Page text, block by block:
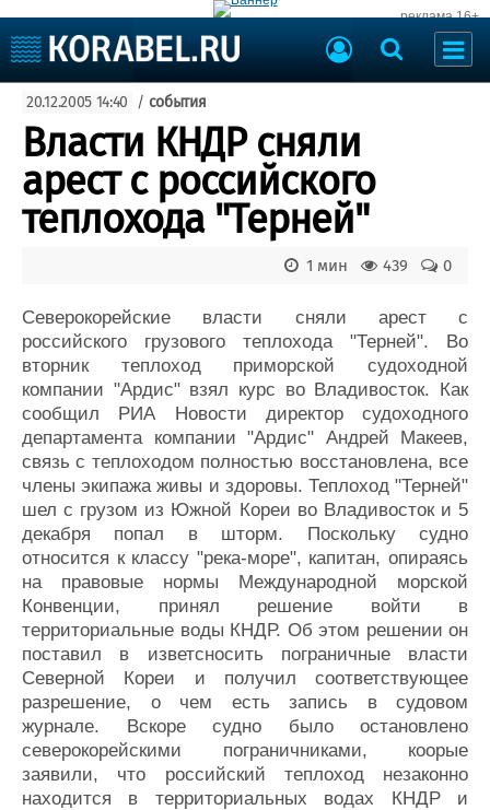
реклама 16+
Судоходство
Судоремонт
События
Порты
Рыболовство
ВМФ
Образование
Судостроение
Пульс
Новости
Компании
Репутация
Работа
Крюинг
Журнал
Реклама
Торговая площадка
Доска объявлений
Продажа флота
Оборудование
Изделия
Материалы
Услуги
Конференции
Выставки и семинары
Личности
Словарь
Флот
Галерея флота
Форум
Отзывы
Все службы
20.12.2005 14:40 / события
Власти КНДР сняли
арест с российского
теплохода "Терней"
0
439
1 мин
Северокорейские власти сняли арест с
российского грузового теплохода "Терней". Во
вторник теплоход приморской судоходной
компании "Ардис" взял курс во Владивосток. Как
сообщил РИА Новости директор судоходного
департамента компании "Ардис" Андрей Макеев,
связь с теплоходом полностью восстановлена, все
члены экипажа живы и здоровы. Теплоход "Терней"
шел с грузом из Южной Кореи во Владивосток и 5
декабря попал в шторм. Поскольку судно
относится к классу "река-море", капитан, опираясь
на правовые нормы Международной морской
Конвенции, принял решение войти в
территориальные воды КНДР. Об этом решении он
поставил в изветсносить пограничные власти
Северной Кореи и получил соответствующее
разрешение, о чем есть запись в судовом
журнале. Вскоре судно было остановлено
северокорейскими пограничниками, коорые
заявили, что российский теплоход незаконно
находится в территориальных водах КНДР и